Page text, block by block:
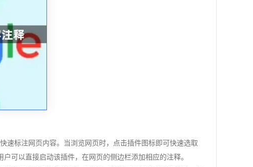
速标注网页内容。当浏览网页时，点击插件图标即可快速选取
可以直接启动该插件，在网页的侧边栏添加相应的注释。